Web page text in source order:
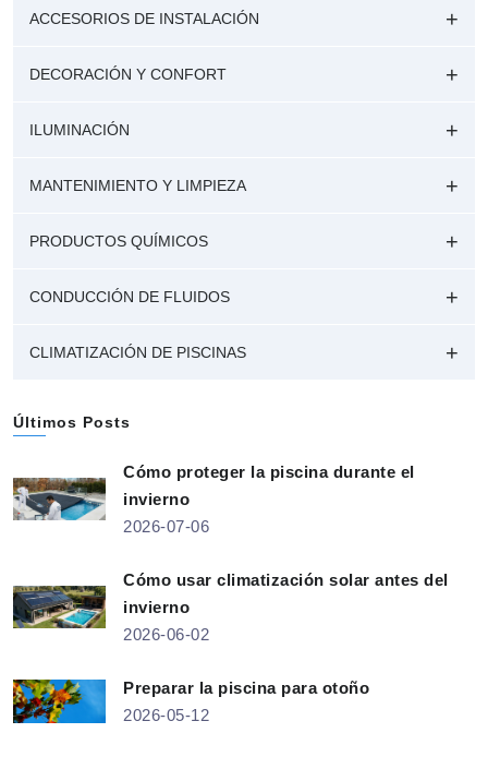
ACCESORIOS DE INSTALACIÓN
DECORACIÓN Y CONFORT
ILUMINACIÓN
MANTENIMIENTO Y LIMPIEZA
PRODUCTOS QUÍMICOS
CONDUCCIÓN DE FLUIDOS
CLIMATIZACIÓN DE PISCINAS
Últimos Posts
Cómo proteger la piscina durante el
invierno
2026-07-06
Cómo usar climatización solar antes del
invierno
2026-06-02
Preparar la piscina para otoño
2026-05-12